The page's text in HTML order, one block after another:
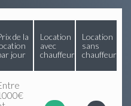
de la
jour
Location
avec
chauffeur
Location
sans
chauffeur